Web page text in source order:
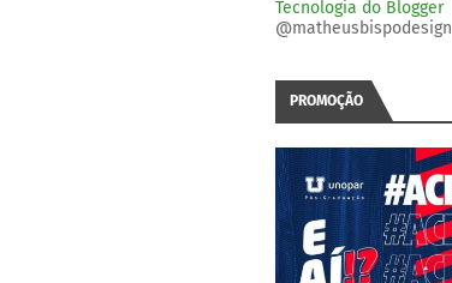
Tecnologia do Blogger
@matheusbispodesign
PROMOÇÃO